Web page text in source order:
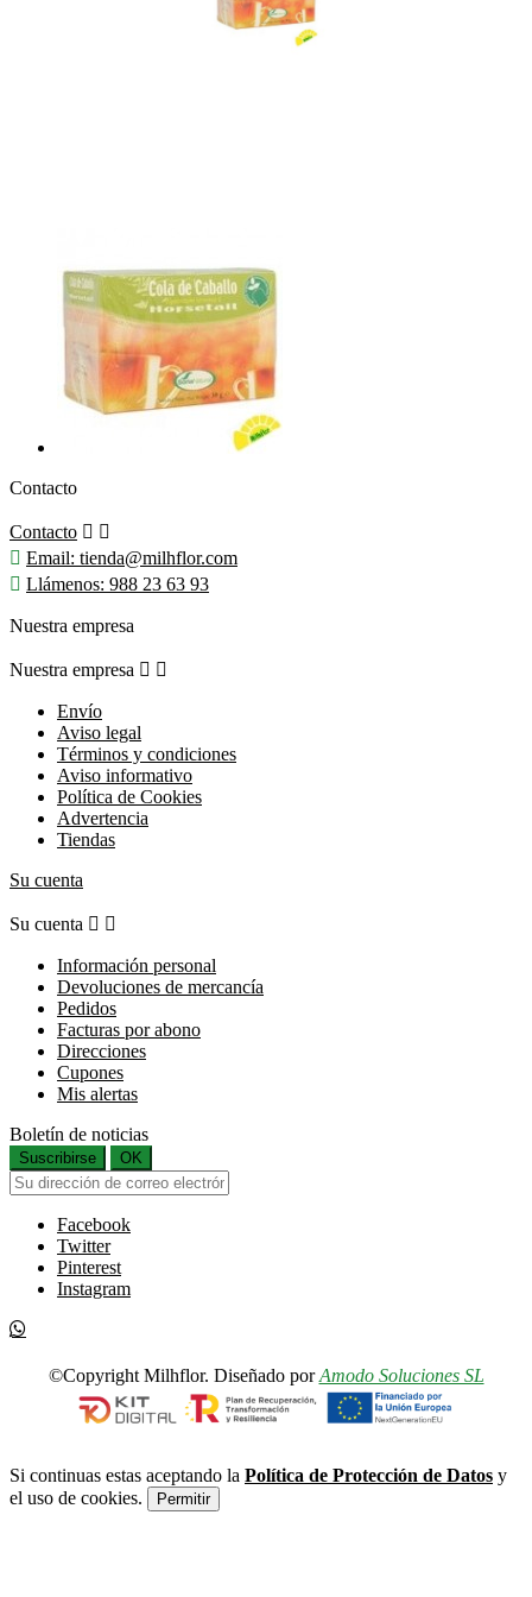
Contacto
Contacto  
 Email: tienda@milhflor.com
 Llámenos: 988 23 63 93
Nuestra empresa
Nuestra empresa  
Envío
Aviso legal
Términos y condiciones
Aviso informativo
Política de Cookies
Advertencia
Tiendas
Su cuenta
Su cuenta  
Información personal
Devoluciones de mercancía
Pedidos
Facturas por abono
Direcciones
Cupones
Mis alertas
Boletín de noticias
Suscribirse OK
Facebook
Twitter
Pinterest
Instagram
©Copyright Milhflor. Diseñado porAmodo Soluciones SL
Si continuas estas aceptando la Política de Protección de Datos y
el uso de cookies.
Permitir